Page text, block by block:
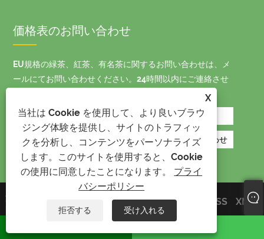
X
当社は Cookie を使用して、より良いブラウ
ジング体験を提供し、サイトのトラフィッ
クを分析し、コンテンツをパーソナライズ
します。このサイトを使用すると、Cookie
の使用に同意したことになります。 プライ
バシーポリシー
拒否する 受け入れる
価格表のお問い合わせ
EU規格の緑茶、紅茶、有名茶に関するお問い合わせは、メ
ールにてお問い合わせください。24時間以内にご連絡させ
著作権 © 2023 浙江武夷茶業有
限公司 - 全著作権所有。
Links Sitemap RSS
XML
プライバシーポリシー